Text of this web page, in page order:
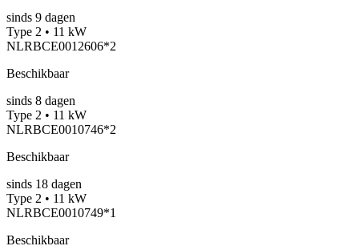
sinds 9 dagen
Type 2 • 11 kW
NLRBCE0012606*2
Beschikbaar
sinds 8 dagen
Type 2 • 11 kW
NLRBCE0010746*2
Beschikbaar
sinds 18 dagen
Type 2 • 11 kW
NLRBCE0010749*1
Beschikbaar